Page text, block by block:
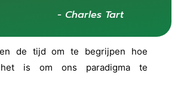
- Charles Tart
de tijd om te begrijpen hoe
is om ons paradigma te